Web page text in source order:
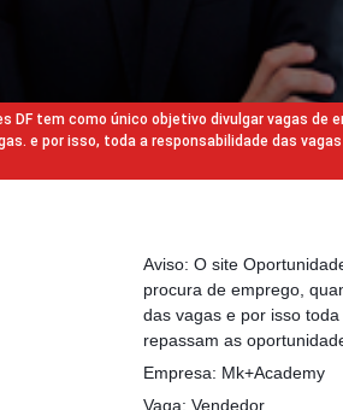
DF tem como único objetivo divulgar vagas
e por isso, toda a responsabilidade das
Aviso: O site
procura de emprego,
das vagas e por isso
repassam as
Empresa: Mk+Academy
Vaga: Vendedor